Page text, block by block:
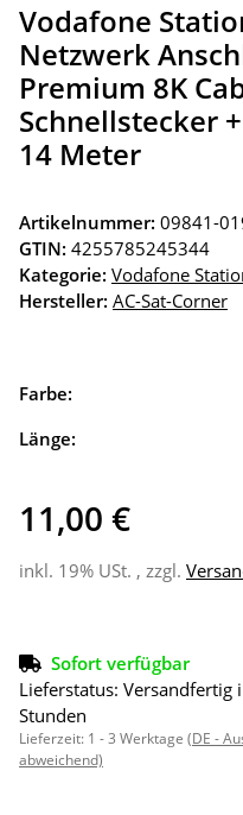
Vodafone
Netzwerk
Premium 8K
Schnellstecker
14 Meter
Artikelnummer: 09841-
GTIN: 4255785245344
Kategorie: Vodafone
Hersteller: AC-Sat-Corner
Farbe:
Länge:
11,00 €
inkl. 19% USt. , zzgl.
Sofort verfügbar
Lieferstatus: Versandfertig
Stunden
Lieferzeit: 1 - 3 Werktage (DE -
abweichend)